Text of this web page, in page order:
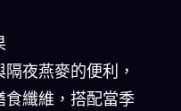
夜燕麥的便利，
纖維，搭配當季